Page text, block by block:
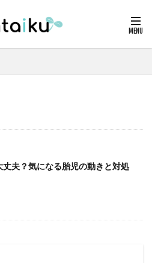
丈夫？気になる胎児の動きと対処